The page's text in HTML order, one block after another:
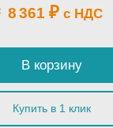
8 361 ₽ с НДС
В корзину
Купить в 1 клик